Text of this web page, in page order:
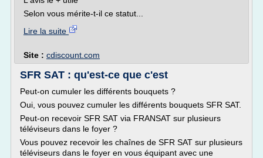
Selon vous mérite-t-il ce statut...
Lire la suite
Site : cdiscount.com
SFR SAT : qu'est-ce que c'est
Peut-on cumuler les différents bouquets ?
Oui, vous pouvez cumuler les différents bouquets SFR SAT.
Peut-on recevoir SFR SAT via FRANSAT sur plusieurs
téléviseurs dans le foyer ?
Vous pouvez recevoir les chaînes de SFR SAT sur plusieurs
téléviseurs dans le foyer en vous équipant avec une